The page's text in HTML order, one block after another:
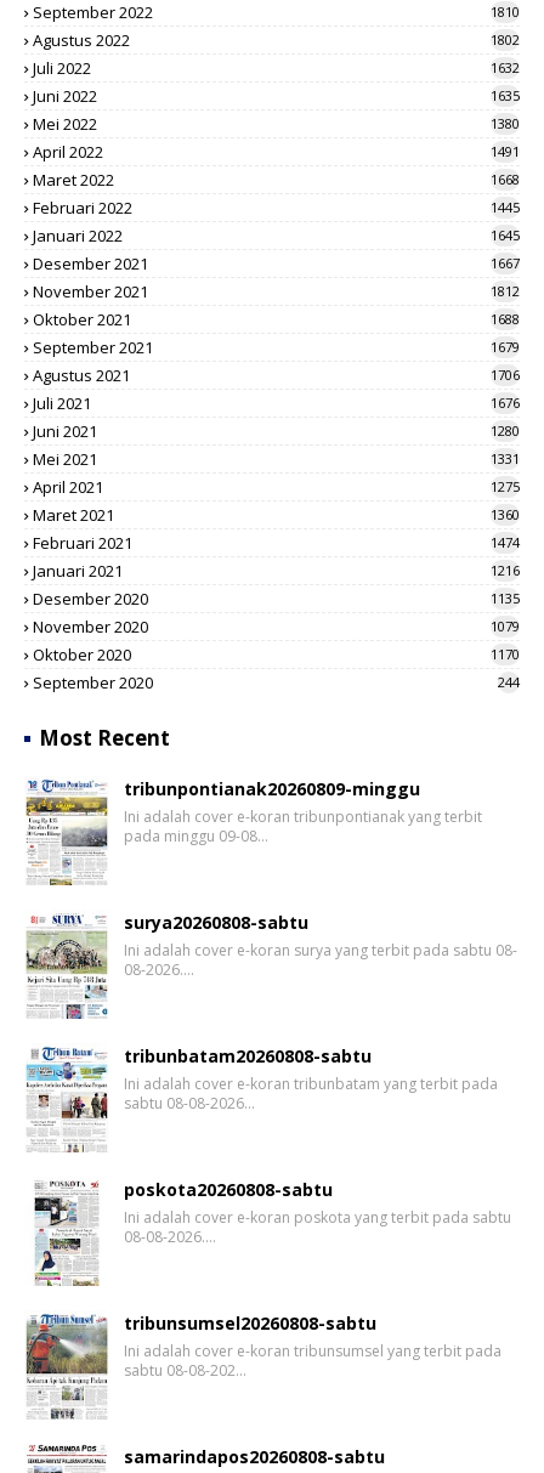
September 2022 1810
Agustus 2022 1802
Juli 2022 1632
Juni 2022 1635
Mei 2022 1380
April 2022 1491
Maret 2022 1668
Februari 2022 1445
Januari 2022 1645
Desember 2021 1667
November 2021 1812
Oktober 2021 1688
September 2021 1679
Agustus 2021 1706
Juli 2021 1676
Juni 2021 1280
Mei 2021 1331
April 2021 1275
Maret 2021 1360
Februari 2021 1474
Januari 2021 1216
Desember 2020 1135
November 2020 1079
Oktober 2020 1170
September 2020 244
Most Recent
tribunpontianak20260809-minggu
Ini adalah cover e-koran tribunpontianak yang terbit
pada minggu 09-08…
surya20260808-sabtu
Ini adalah cover e-koran surya yang terbit pada sabtu 08-
08-2026.…
tribunbatam20260808-sabtu
Ini adalah cover e-koran tribunbatam yang terbit pada
sabtu 08-08-2026…
poskota20260808-sabtu
Ini adalah cover e-koran poskota yang terbit pada sabtu
08-08-2026.…
tribunsumsel20260808-sabtu
Ini adalah cover e-koran tribunsumsel yang terbit pada
sabtu 08-08-202…
samarindapos20260808-sabtu